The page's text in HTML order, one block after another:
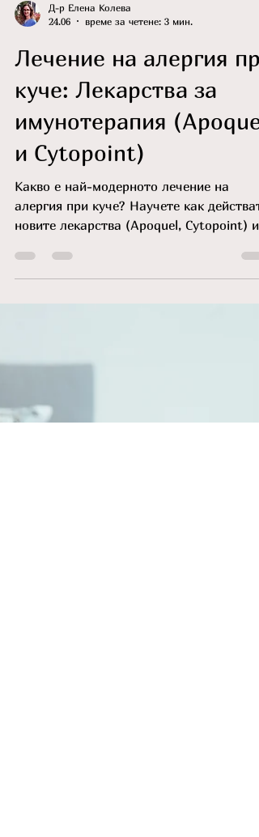
Д-р Елена Колева
време за четене: 3 мин.
Лечение на алергия
куче: Лекарства за
имунотерапия (Apoquel
и Cytopoint)
Какво е най-модерното лечение на
защо имунотерапията заменя